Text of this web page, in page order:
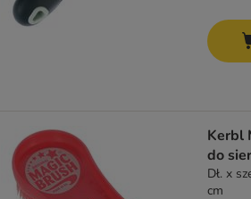
Kerbl
do
Dł. x
cm